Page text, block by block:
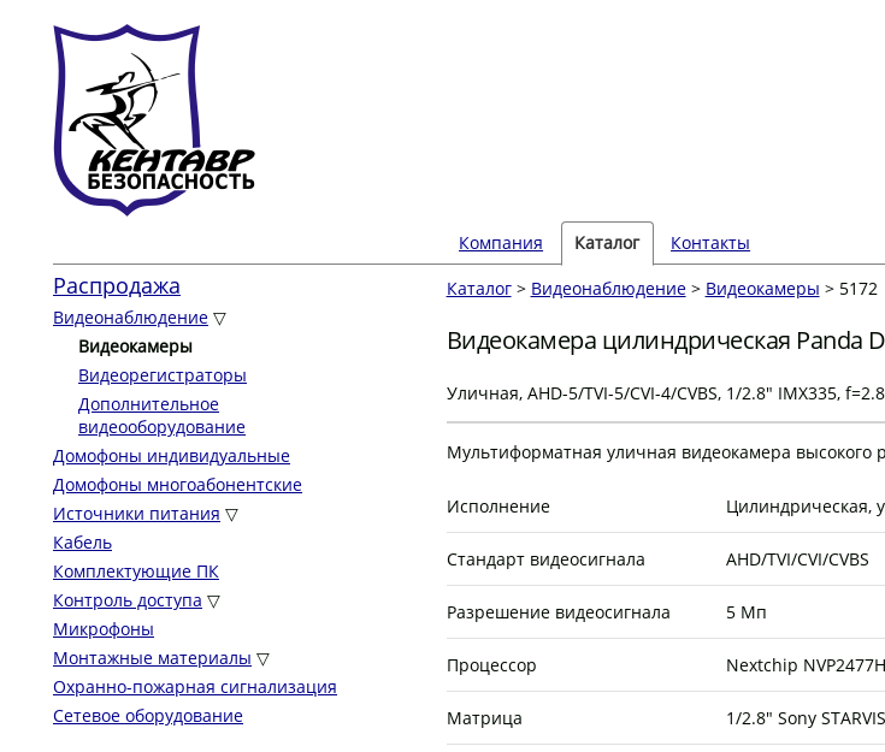
Компания
Каталог Контакты
Распродажа
Видеонаблюдение ▽
Видеокамеры
Видеорегистраторы
Дополнительное
видеооборудование
Домофоны индивидуальные
Домофоны многоабонентские
Источники питания ▽
Кабель
Комплектующие ПК
Контроль доступа ▽
Микрофоны
Монтажные материалы ▽
Охранно-пожарная сигнализация
Сетевое оборудование
Каталог> Видеонаблюдение> Видеокамеры > 5172
Видеокамера цилиндрическая Panda
Уличная, AHD-5/TVI-5/CVI-4/CVBS, 1/2.8" IMX335,
Мультиформатная уличная видеокамера
Исполнение Цилиндрическая,
Стандарт видеосигнала AHD/TVI/CVI/CVBS
Разрешение видеосигнала 5 Мп
Процессор Nextchip NVP2477H
Матрица 1/2.8" Sony